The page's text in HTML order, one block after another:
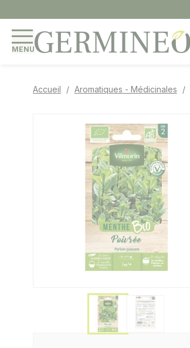
MENU
Accueil Aromatiques - Médicinales